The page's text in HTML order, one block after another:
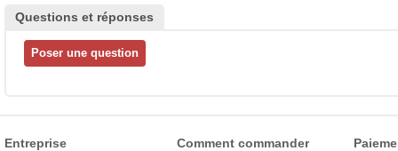
Questions et réponses
Entreprise Comment commander